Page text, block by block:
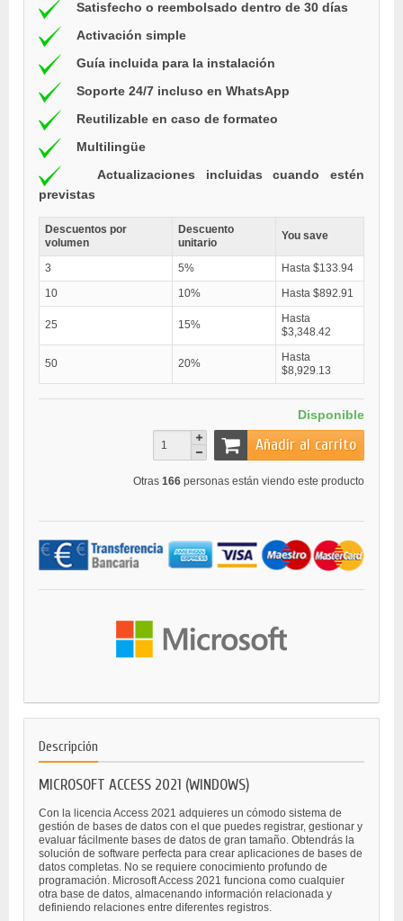
Satisfecho o reembolsado dentro de 30 días
Activación simple
Guía incluida para la instalación
Soporte 24/7 incluso en WhatsApp
Reutilizable en caso de formateo
Multilingüe
Actualizaciones incluidas cuando estén
previstas
Descuentos por
volumen
Descuento
unitario
You save
3 5%
Hasta $133.94
10
10% Hasta $892.91
25 15%
Hasta
$3,348.42
50 20%
Hasta
$8,929.13
Disponible
Añadir al carrito
Otras 166 personas están viendo este producto
Descripción
MICROSOFT ACCESS 2021 (WINDOWS)
Con la licencia Access 2021 adquieres un cómodo sistema de
gestión de bases de datos con el que puedes registrar, gestionar y
evaluar fácilmente bases de datos de gran tamaño. Obtendrás la
solución de software perfecta para crear aplicaciones de bases de
datos completas. No se requiere conocimiento profundo de
programación. Microsoft Access 2021 funciona como cualquier
otra base de datos, almacenando información relacionada y
definiendo relaciones entre diferentes registros.